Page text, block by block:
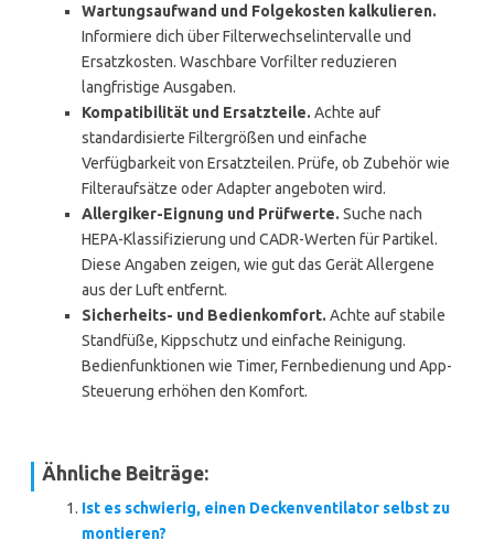
Wartungsaufwand und Folgekosten kalkulieren.
Informiere dich über Filterwechselintervalle und
Ersatzkosten. Waschbare Vorfilter reduzieren
langfristige Ausgaben.
Kompatibilität und Ersatzteile. Achte auf
standardisierte Filtergrößen und einfache
Verfügbarkeit von Ersatzteilen. Prüfe, ob Zubehör wie
Filteraufsätze oder Adapter angeboten wird.
Allergiker-Eignung und Prüfwerte. Suche nach
HEPA-Klassifizierung und CADR-Werten für Partikel.
Diese Angaben zeigen, wie gut das Gerät Allergene
aus der Luft entfernt.
Sicherheits- und Bedienkomfort. Achte auf stabile
Standfüße, Kippschutz und einfache Reinigung.
Bedienfunktionen wie Timer, Fernbedienung und App-
Steuerung erhöhen den Komfort.
Ähnliche Beiträge:
Ist es schwierig, einen Deckenventilator selbst zu
montieren?